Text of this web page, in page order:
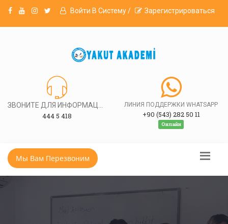
Войти В Систему / Зарегистрироваться
444 5 418
ЛИНИЯ ПОДДЕРЖКИ WHATSAPP
+90 (543) 282 50 11
Онлайн
Мы Вам Перезвоним